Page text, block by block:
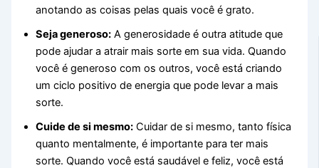
anotando as coisas pelas quais você é grato.
Seja generoso: A generosidade é outra atitude que
pode ajudar a atrair mais sorte em sua vida. Quando
você é generoso com os outros, você está criando
um ciclo positivo de energia que pode levar a mais
sorte.
Cuide de si mesmo: Cuidar de si mesmo, tanto física
quanto mentalmente, é importante para ter mais
sorte. Quando você está saudável e feliz, você está